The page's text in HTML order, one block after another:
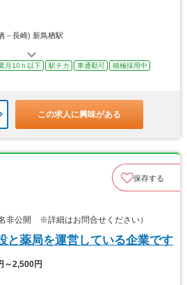
－長崎) 新鳥栖駅
月10ｈ以下 駅チカ 車通勤可
積極採用中
この求人に興味がある
保存する
非公開 ※詳細はお問合せください）
と薬局を運営している企業です
～2,500円